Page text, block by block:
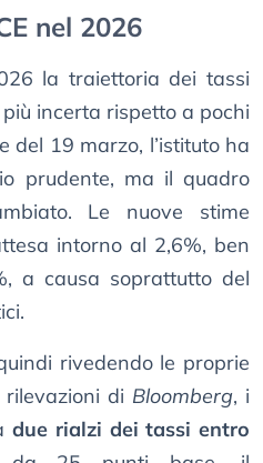
nel 2026
la traiettoria dei tassi
incerta rispetto a pochi
del 19 marzo, l’istituto ha
prudente, ma il quadro
Le nuove stime
intorno al 2,6%, ben
a causa soprattutto del
rivedendo le proprie
di Bloomberg, i
due rialzi dei tassi entro